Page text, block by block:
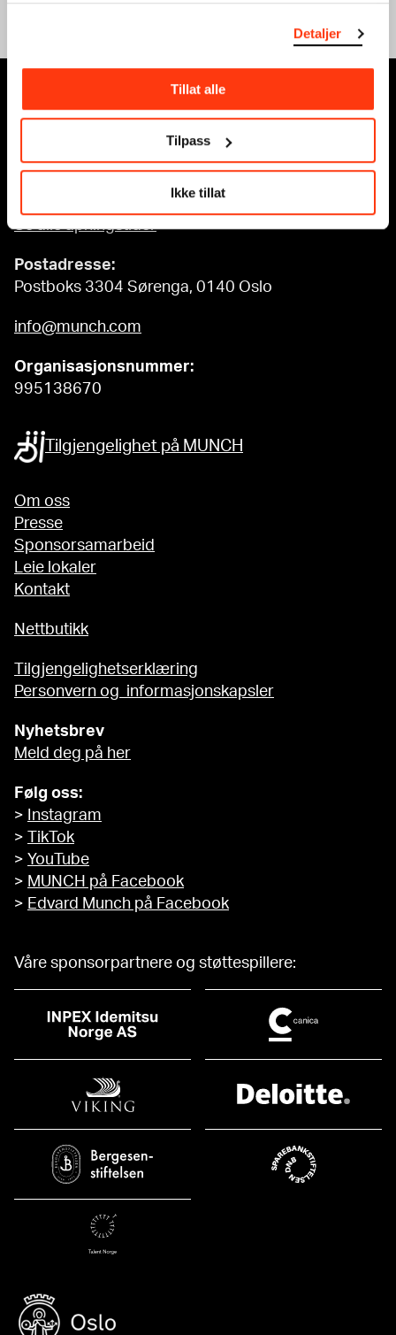
Detaljer
Tillat alle
Tilpass
Ikke tillat
Edvard Munchs plass 1, 0194 Oslo
Ordinære åpningstider
Se alle åpningstider
Postadresse:
Postboks 3304 Sørenga, 0140 Oslo
info@munch.com
Organisasjonsnummer:
995138670
Tilgjengelighet på MUNCH
Om oss
Presse
Sponsorsamarbeid
Leie lokaler
Kontakt
Nettbutikk
Tilgjengelighetserklæring
Personvern og informasjonskapsler
Nyhetsbrev
Meld deg på her
Følg oss:
>
Instagram
>
TikTok
> YouTube
> MUNCH på Facebook
> Edvard Munch på Facebook
Våre sponsorpartnere og støttespillere: